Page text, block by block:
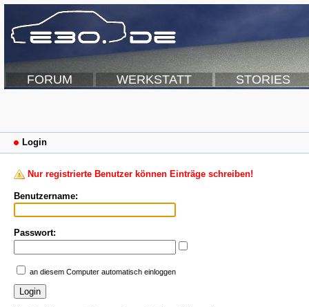
FORUM WERKSTATT STORIES
Login
Nur registrierte Benutzer können Einträge schreiben!
Benutzername:
Passwort:
an diesem Computer automatisch einloggen